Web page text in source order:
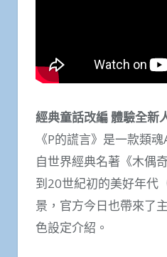
經典童話改編 體驗全新
《P的謊言》是一款類
自世界經典名著《木偶
到20世紀初的美好年代
景，官方今日也帶來了
色設定介紹。